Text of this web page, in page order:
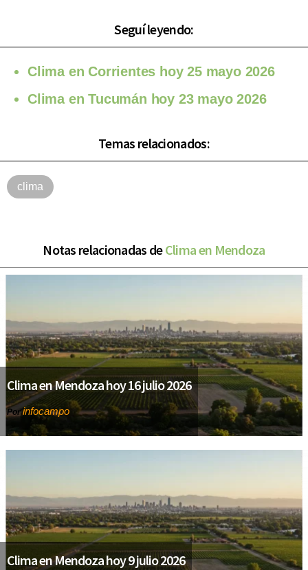
Seguí leyendo:
Clima en Corrientes hoy 25 mayo 2026
Clima en Tucumán hoy 23 mayo 2026
Temas relacionados:
clima
Notas relacionadas deClima en Mendoza
Clima en Mendoza hoy 16 julio 2026
Porinfocampo
Clima en Mendoza hoy 9 julio 2026